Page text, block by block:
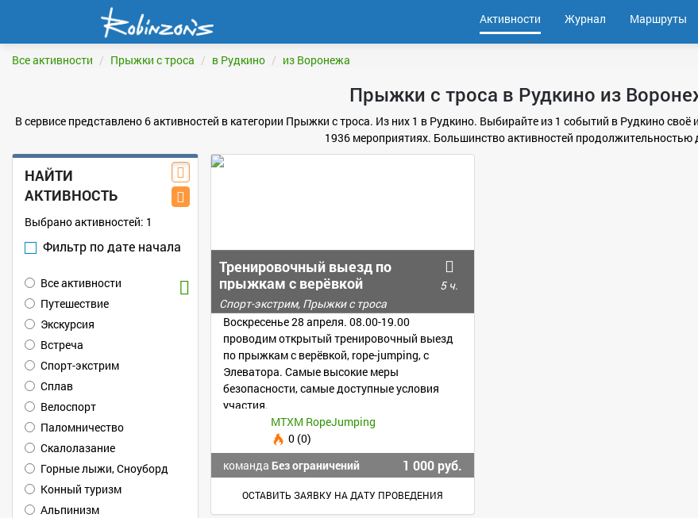
Активности Журнал Маршруты
Все активности Прыжки с троса в Рудкино из Воронежа
Прыжки с троса в Рудкино из
В сервисе представлено 6 активностей в категории Прыжки с троса. Из них 1 в Рудкино. Выбирайте из 1 событий в Рудкино
1936 мероприятиях. Большинство активностей продолжительностью
НАЙТИ
АКТИВНОСТЬ
Выбрано активностей: 1
Фильтр по дате начала
Все активности
Путешествие
Экскурсия
Встреча
Спорт-экстрим
Сплав
Велоспорт
Паломничество
Скалолазание
Горные лыжи, Сноуборд
Конный туризм
Альпинизм
Тренировочный выезд по
прыжкам с верёвкой
5 ч.
Спорт-экстрим, Прыжки с троса
Воскресенье 28 апреля. 08.00-19.00
проводим открытый тренировочный выезд
по прыжкам с верёвкой, rope-jumping, c
Элеватора. Самые высокие меры
безопасности, самые доступные условия
участия.
MTXM RopeJumping
0 (0)
команда Без ограничений 1 000 руб.
ОСТАВИТЬ ЗАЯВКУ НА ДАТУ ПРОВЕДЕНИЯ